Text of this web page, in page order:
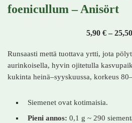
foenicullum – Anisört
5,90 € – 25,50
Runsaasti mettä tuottava yrtti, jota
aurinkoisella, hyvin ojitetulla
kukinta heinä–syyskuussa, korkeus
Siemenet ovat kotimaisia.
Pieni annos: 0,1 g ~ 290